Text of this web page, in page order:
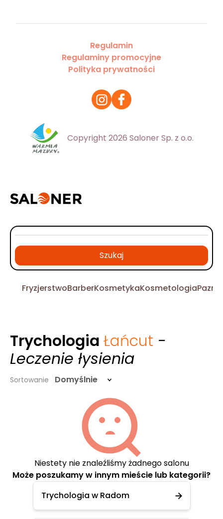
Regulamin
Regulaminy promocyjne
Polityka prywatności
Copyright 2026 Saloner Sp. z o.o.
Szukaj
FryzjerstwoBarberKosmetykaKosmetologia
Trychologia Łańcut -
Leczenie łysienia
Sortowanie Domyślnie
Niestety nie znaleźliśmy żadnego salonu
Może poszukamy w innym mieście lub kategorii?
Trychologia w Radom